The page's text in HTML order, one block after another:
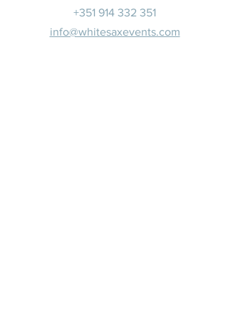
+351 914 332 351
info@whitesaxevents.com